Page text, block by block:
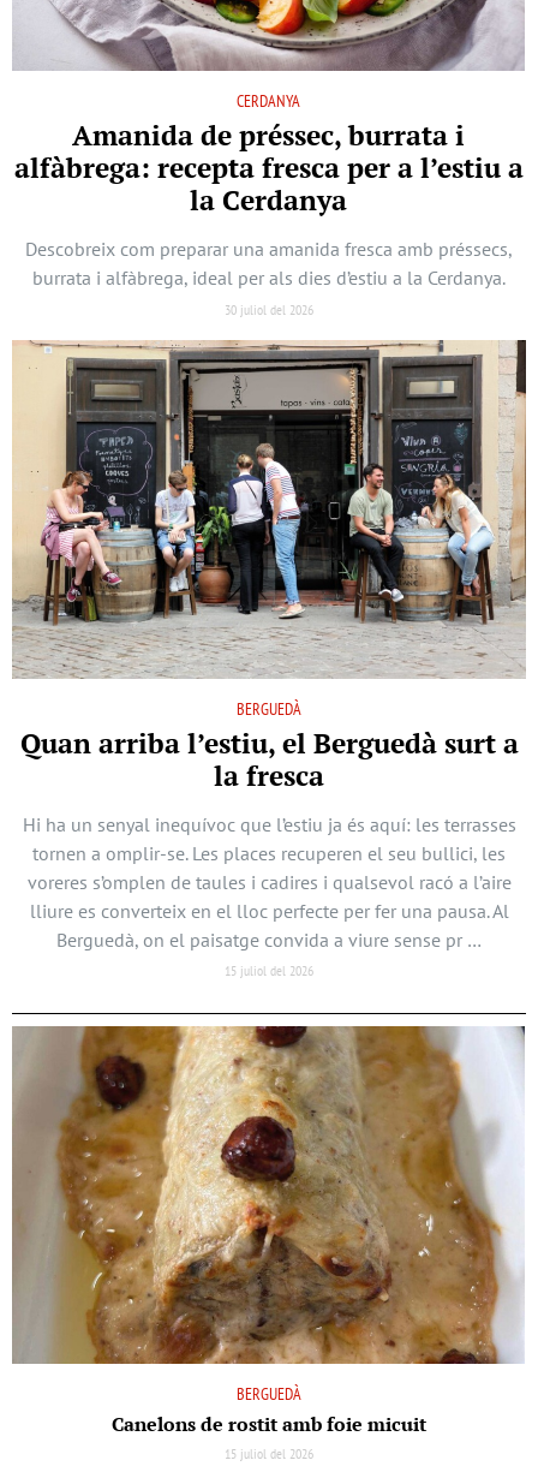
CERDANYA
Amanida de préssec, burrata i
alfàbrega: recepta fresca per a l’estiu a
la Cerdanya
Descobreix com preparar una amanida fresca amb préssecs,
burrata i alfàbrega, ideal per als dies d’estiu a la Cerdanya.
30 juliol del 2026
BERGUEDÀ
Quan arriba l’estiu, el Berguedà surt a
la fresca
Hi ha un senyal inequívoc que l’estiu ja és aquí: les terrasses
tornen a omplir-se. Les places recuperen el seu bullici, les
voreres s’omplen de taules i cadires i qualsevol racó a l’aire
lliure es converteix en el lloc perfecte per fer una pausa. Al
Berguedà, on el paisatge convida a viure sense pr …
15 juliol del 2026
BERGUEDÀ
Canelons de rostit amb foie micuit
15 juliol del 2026